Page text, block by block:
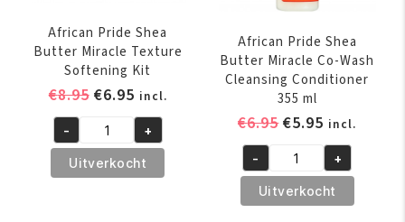
African Pride Shea
Butter Miracle Texture
Softening Kit
€8.95 Oorspronkelijke
was:
€8.95.
€6.95Huidige
prijs
is:
€6.95.
incl.
African
Pride
Shea
- +
Uitverkocht
African Pride Shea
Butter Miracle Co-Wash
Cleansing Conditioner
355 ml
€6.95
was:
€6.95.
€5.95 Huidige
prijs
is:
€5.95.
incl.
African
Pride
Shea
- +
Uitverkocht